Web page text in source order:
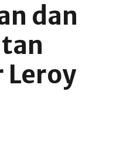
dan
Leroy